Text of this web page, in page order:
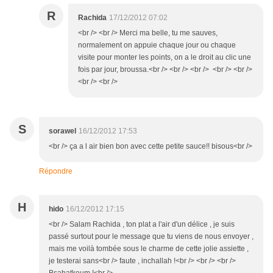
R Rachida 17/12/2012 07:02
<br /> <br /> Merci ma belle, tu me sauves,
normalement on appuie chaque jour ou chaque
visite pour monter les points, on a le droit au clic une
fois par jour, broussa.<br /> <br /> <br /> <br /> <br />
<br /> <br />
S sorawel 16/12/2012 17:53
<br /> ça a l air bien bon avec cette petite sauce!! bisous<br />
Répondre
H hido 16/12/2012 17:15
<br /> Salam Rachida , ton plat a l'air d'un délice , je suis
passé surtout pour le message que tu viens de nous envoyer ,
mais me voilà tombée sous le charme de cette jolie assiette ,
je testerai sans<br /> faute , inchallah !<br /> <br /> <br />